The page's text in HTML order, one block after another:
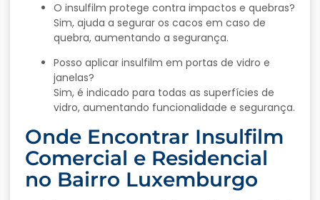
O insulfilm protege contra impactos e quebras?
Sim, ajuda a segurar os cacos em caso de
quebra, aumentando a segurança.
Posso aplicar insulfilm em portas de vidro e
janelas?
Sim, é indicado para todas as superfícies de
vidro, aumentando funcionalidade e segurança.
Onde Encontrar Insulfilm
Comercial e Residencial
no Bairro Luxemburgo